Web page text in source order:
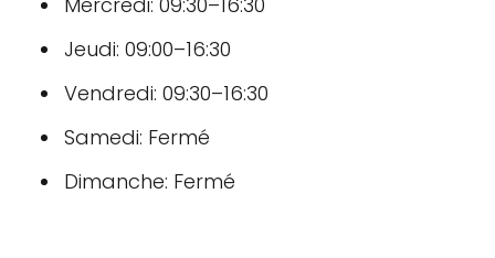
Jeudi: 09:00–16:30
Vendredi: 09:30–16:30
Samedi: Fermé
Dimanche: Fermé